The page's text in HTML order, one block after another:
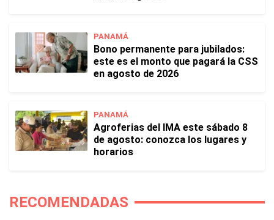
PANAMÁ
Bono permanente para jubilados:
este es el monto que pagará la CSS
en agosto de 2026
PANAMÁ
Agroferias del IMA este sábado 8
de agosto: conozca los lugares y
horarios
RECOMENDADAS